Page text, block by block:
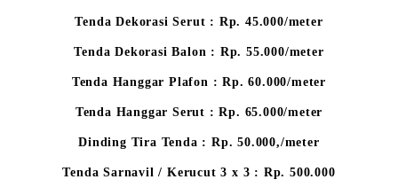
Tenda Dekorasi Serut : Rp. 45.000/meter
Tenda Dekorasi Balon : Rp. 55.000/meter
Tenda Hanggar Plafon : Rp. 60.000/meter
Tenda Hanggar Serut : Rp. 65.000/meter
Dinding Tira Tenda : Rp. 50.000,/meter
Tenda Sarnavil / Kerucut 3 x 3 : Rp. 500.000